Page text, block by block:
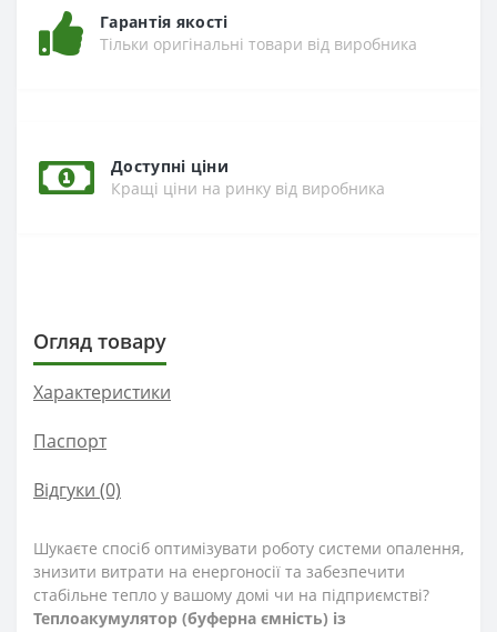
Гарантія якості
Тільки оригінальні товари від виробника
Доступні ціни
Кращі ціни на ринку від виробника
Огляд товару
Характеристики
Паспорт
Відгуки (0)
Шукаєте спосіб оптимізувати роботу системи опалення,
знизити витрати на енергоносії та забезпечити
стабільне тепло у вашому домі чи на підприємстві?
Теплоакумулятор (буферна ємність) із